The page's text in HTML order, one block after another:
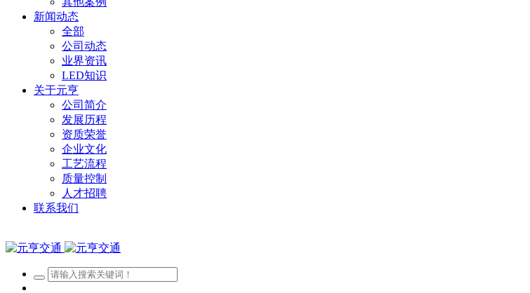
新闻动态
全部
公司动态
业界资讯
LED知识
关于元亨
公司简介
发展历程
资质荣誉
企业文化
工艺流程
质量控制
人才招聘
联系我们